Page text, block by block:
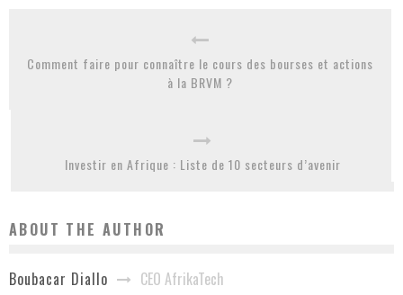
Comment faire pour connaître le cours des bourses et actions
à la BRVM ?
Investir en Afrique : Liste de 10 secteurs d’avenir
ABOUT THE AUTHOR
Boubacar Diallo CEO AfrikaTech